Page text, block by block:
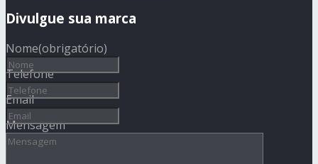
Divulgue sua marca
Nome(obrigatório)
Telefone
Email
Mensagem